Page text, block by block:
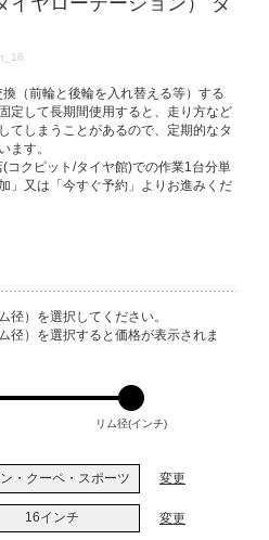
（前輪と後輪を入れ替える等）する
定して長期間使用すると、走り方など
てしまうことがあるので、定期的なタ
ます。
コクピット/タイヤ館)での作業1台分単
」又は「今すぐ予約」よりお進みくだ
径）を選択してください。
径）を選択すると価格が表示されま
リム径(インチ)
・クーペ・スポーツ 変更
16インチ 変更